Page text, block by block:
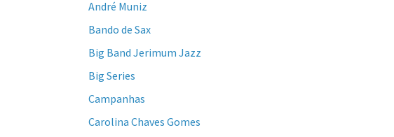
André Muniz
Bando de Sax
Big Band Jerimum Jazz
Big Series
Campanhas
Carolina Chaves Gomes